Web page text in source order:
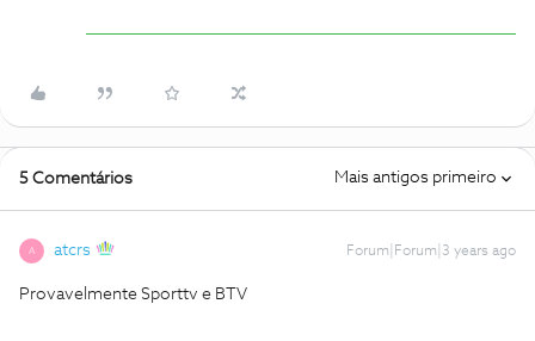
5 Comentários Mais antigos primeiro
A atcrs Forum|Forum|3 years ago
Provavelmente Sporttv e BTV